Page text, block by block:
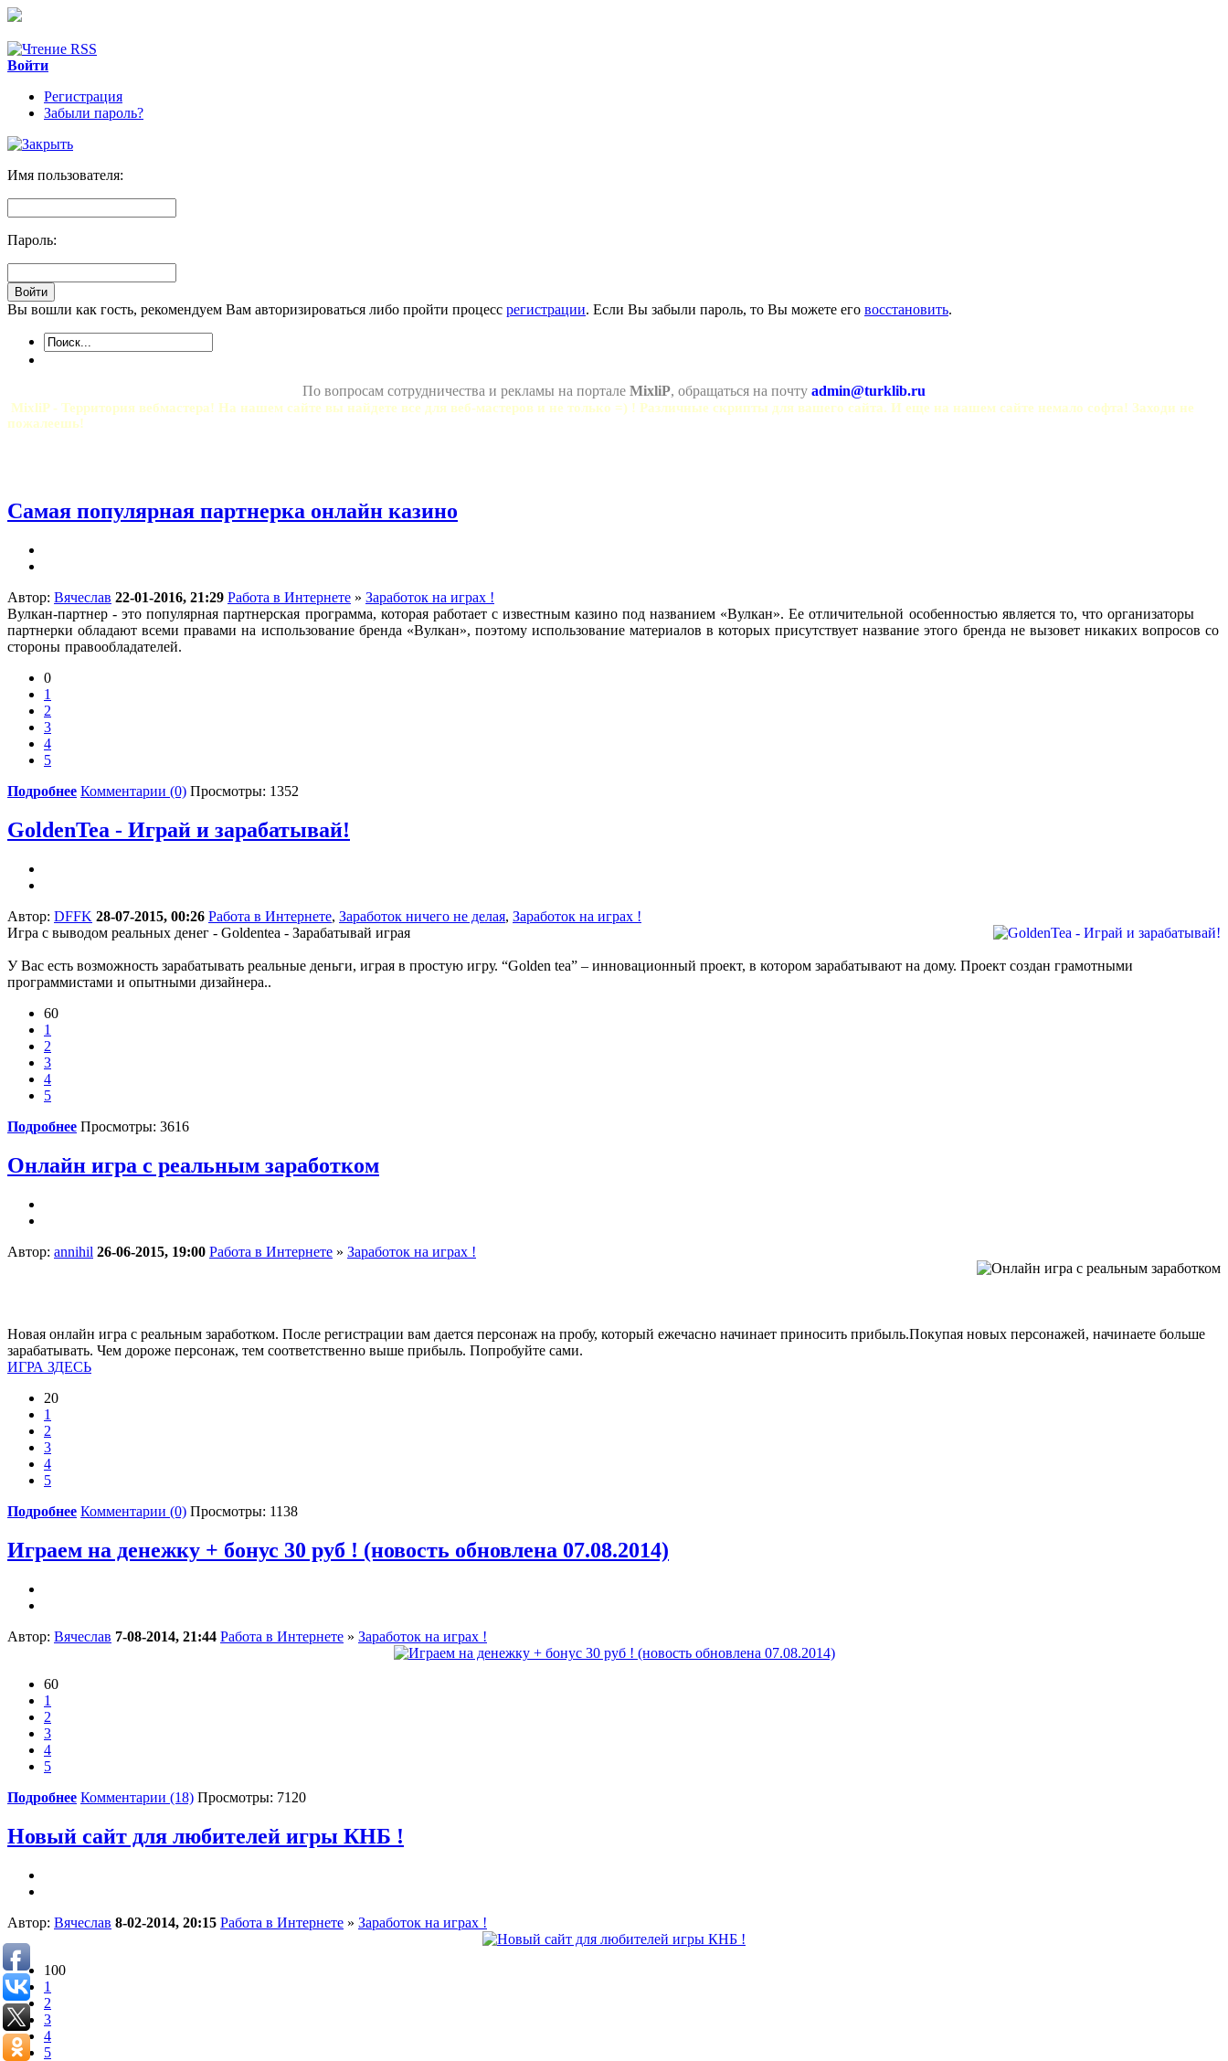
Войти
Регистрация
Забыли пароль?
Имя пользователя:
Пароль:
Вы вошли как гость, рекомендуем Вам авторизироваться либо пройти процесс регистрации. Если Вы забыли пароль, то Вы можете его восстановить.
По вопросам сотрудничества и рекламы на портале MixliP, обращаться на почту admin@turklib.ru
MixliP - Территория вебмастера! На нашем сайте вы найдете все для веб-мастеров и не только =) ! Различные скрипты для вашего сайта. И еще на нашем сайте немало софта! Заходи не
пожалеешь!
Самая популярная партнерка онлайн казино
Автор: Вячеслав 22-01-2016, 21:29 Работа в Интернете » Заработок на играх !
Вулкан-партнер - это популярная партнерская программа, которая работает с известным казино под названием «Вулкан». Ее отличительной особенностью является то, что организаторы
партнерки обладают всеми правами на использование бренда «Вулкан», поэтому использование материалов в которых присутствует название этого бренда не вызовет никаких вопросов со
стороны правообладателей.
0
1
2
3
4
5
Подробнее Комментарии (0) Просмотры: 1352
GoldenTea - Играй и зарабатывай!
Автор: DFFK 28-07-2015, 00:26 Работа в Интернете, Заработок ничего не делая, Заработок на играх !
Игра с выводом реальных денег - Goldentea - Зарабатывай играя
У Вас есть возможность зарабатывать реальные деньги, играя в простую игру. “Golden tea” – инновационный проект, в котором зарабатывают на дому. Проект создан грамотными
программистами и опытными дизайнера..
60
1
2
3
4
5
Подробнее Просмотры: 3616
Онлайн игра с реальным заработком
Автор: annihil 26-06-2015, 19:00 Работа в Интернете » Заработок на играх !
Новая онлайн игра с реальным заработком. После регистрации вам дается персонаж на пробу, который ежечасно начинает приносить прибыль.Покупая новых персонажей, начинаете больше
зарабатывать. Чем дороже персонаж, тем соответственно выше прибыль. Попробуйте сами.
ИГРА ЗДЕСЬ
20
1
2
3
4
5
Подробнее Комментарии (0) Просмотры: 1138
Играем на денежку + бонус 30 руб ! (новость обновлена 07.08.2014)
Автор: Вячеслав 7-08-2014, 21:44 Работа в Интернете » Заработок на играх !
60
1
2
3
4
5
Подробнее Комментарии (18) Просмотры: 7120
Новый сайт для любителей игры КНБ !
Автор: Вячеслав 8-02-2014, 20:15 Работа в Интернете » Заработок на играх !
100
1
2
3
4
5